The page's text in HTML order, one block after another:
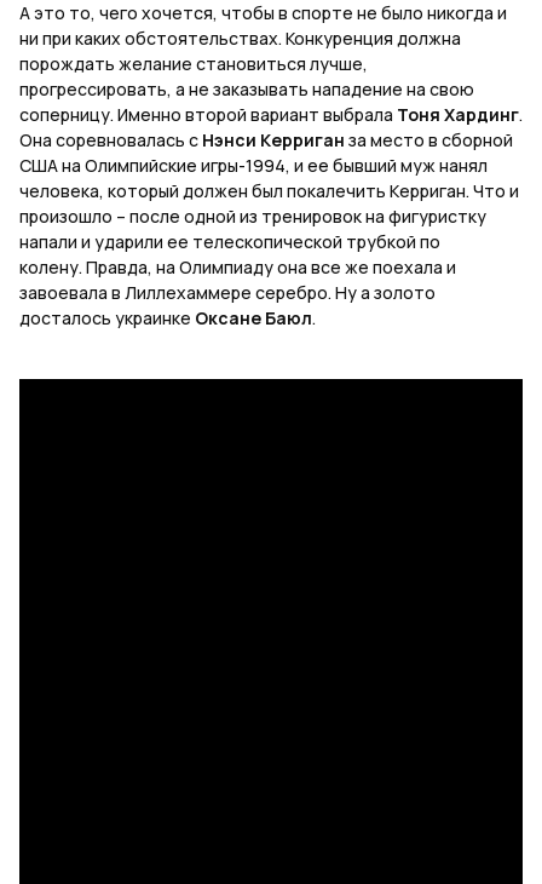
А это то, чего хочется, чтобы в спорте не было никогда и
ни при каких обстоятельствах. Конкуренция должна
порождать желание становиться лучше,
прогрессировать, а не заказывать нападение на свою
соперницу. Именно второй вариант выбрала Тоня Хардинг.
Она соревновалась с Нэнси Керриган за место в сборной
США на Олимпийские игры-1994, и ее бывший муж нанял
человека, который должен был покалечить Керриган. Что и
произошло – после одной из тренировок на фигуристку
напали и ударили ее телескопической трубкой по
колену. Правда, на Олимпиаду она все же поехала и
завоевала в Лиллехаммере серебро. Нуа золото
досталось украинке Оксане Баюл.